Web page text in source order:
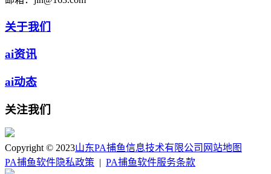
关于我们
ai资讯
ai动态
关注我们
Copyright © 2023山东PA捕鱼信息技术有限公司 网站地图
PA捕鱼软件隐私政策
PA捕鱼软件服务条款